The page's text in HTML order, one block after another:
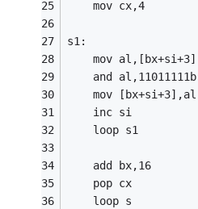
    mov cx,4
s1:
    mov al,[bx+si+3]
    and al,11011111b
    mov [bx+si+3],al
    inc si
    loop s1
    add bx,16
    pop cx
    loop s